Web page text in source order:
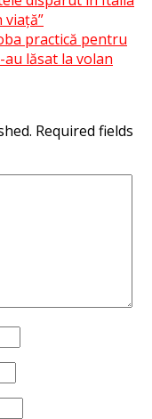
viață”
practică pentru
lăsat la volan
Required fields